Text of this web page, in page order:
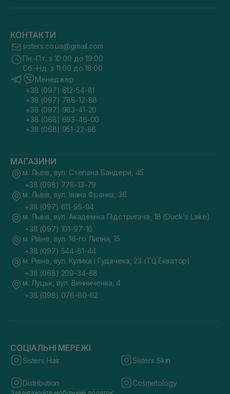
КОНТАКТИ
sisters.co.ua@gmail.com
Пн.-Пт. з 10:00 до 19:00
Сб.-Нд. з 11:00 до 18:00
Менеджер
+38 (097) 612-54-81
+38 (097) 788-12-88
+38 (097) 983-41-20
+38 (068) 693-46-00
+38 (068) 951-22-86
МАГАЗИНИ
м. Львів, вул. Степана Бандери, 45
+38 (098) 778-13-79
м. Львів, вул. Івана Франка, 36
+38 (097) 611-95-94
м. Львів, вул. Академіка Підстригача, 1В (Duck's Lake)
+38 (097) 101-97-16
м. Рівне, вул. 16-го Липня, 15
+38 (097) 544-61-44
м. Рівне, вул. Кулика і Гудачека, 23 (ТЦ Екватор)
+38 (068) 209-34-88
м. Луцьк, вул. Винниченка, 4
+38 (098) 076-60-62
СОЦІАЛЬНІ МЕРЕЖІ
Sisters Hair Sisters Skin
Distribution Cosmetology